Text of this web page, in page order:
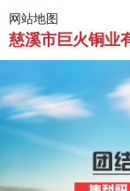
网站地图
慈溪市巨火铜业